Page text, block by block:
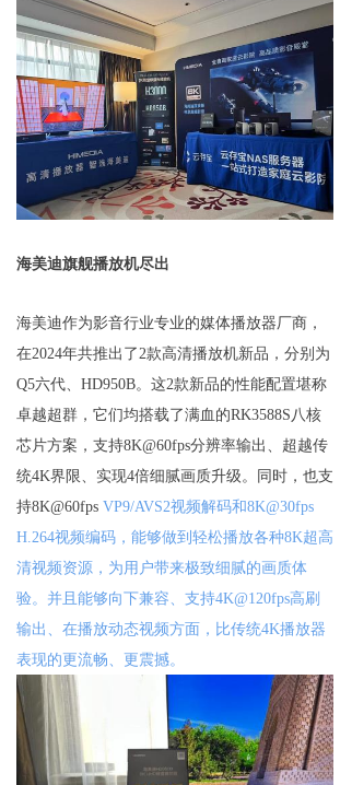
海美迪旗舰播放机尽出
海美迪作为影音行业专业的媒体播放器厂商，
在2024年共推出了 2款高清播放机新品，分别为
Q5六代
HD950B。这2款新品的性能配置堪称
卓越超群，它们均搭载了满血的RK3588S 八核
芯片方案， 支持8K@60fps分辨率输出、超越传
统4K界限、实现4倍细腻画质升级。同时，也支
持8K@60fps VP9/AVS2视频解码和8K@30fps
H.264视频编码，能够做到轻松播放各种8K超高
清视频资源，为用户带来极致细腻的画质体
验。并且 能够向下兼容、支持4K@120fps高刷
输出、在播放动态视频方面，比传统4K播放器
表现的更流畅、更震撼。